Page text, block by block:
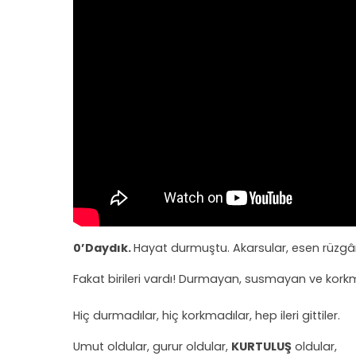
0’Daydık.Hayat durmuştu. Akarsular, esen
Fakat birileri vardı! Durmayan, susmayan ve
Hiç durmadılar, hiç korkmadılar, hep ileri gittiler.
Umut oldular, gurur oldular, KURTULUŞ oldular,